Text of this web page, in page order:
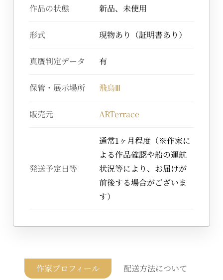
作品の状態 新品、未使用
形式 現物あり（証明書あり）
真贋判定データ 有
保管・展示場所 飛鳥Ⅲ
販売元 ARTerrace
発送予定日等
通常1ヶ月程度（※作家に
よる作品確認や船の運航
状況等により、お届けが
前後する場合がございま
す）
作家プロフィール 配送方法について